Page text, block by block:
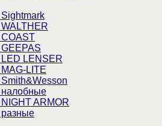
LENSER
LITE
ARMOR